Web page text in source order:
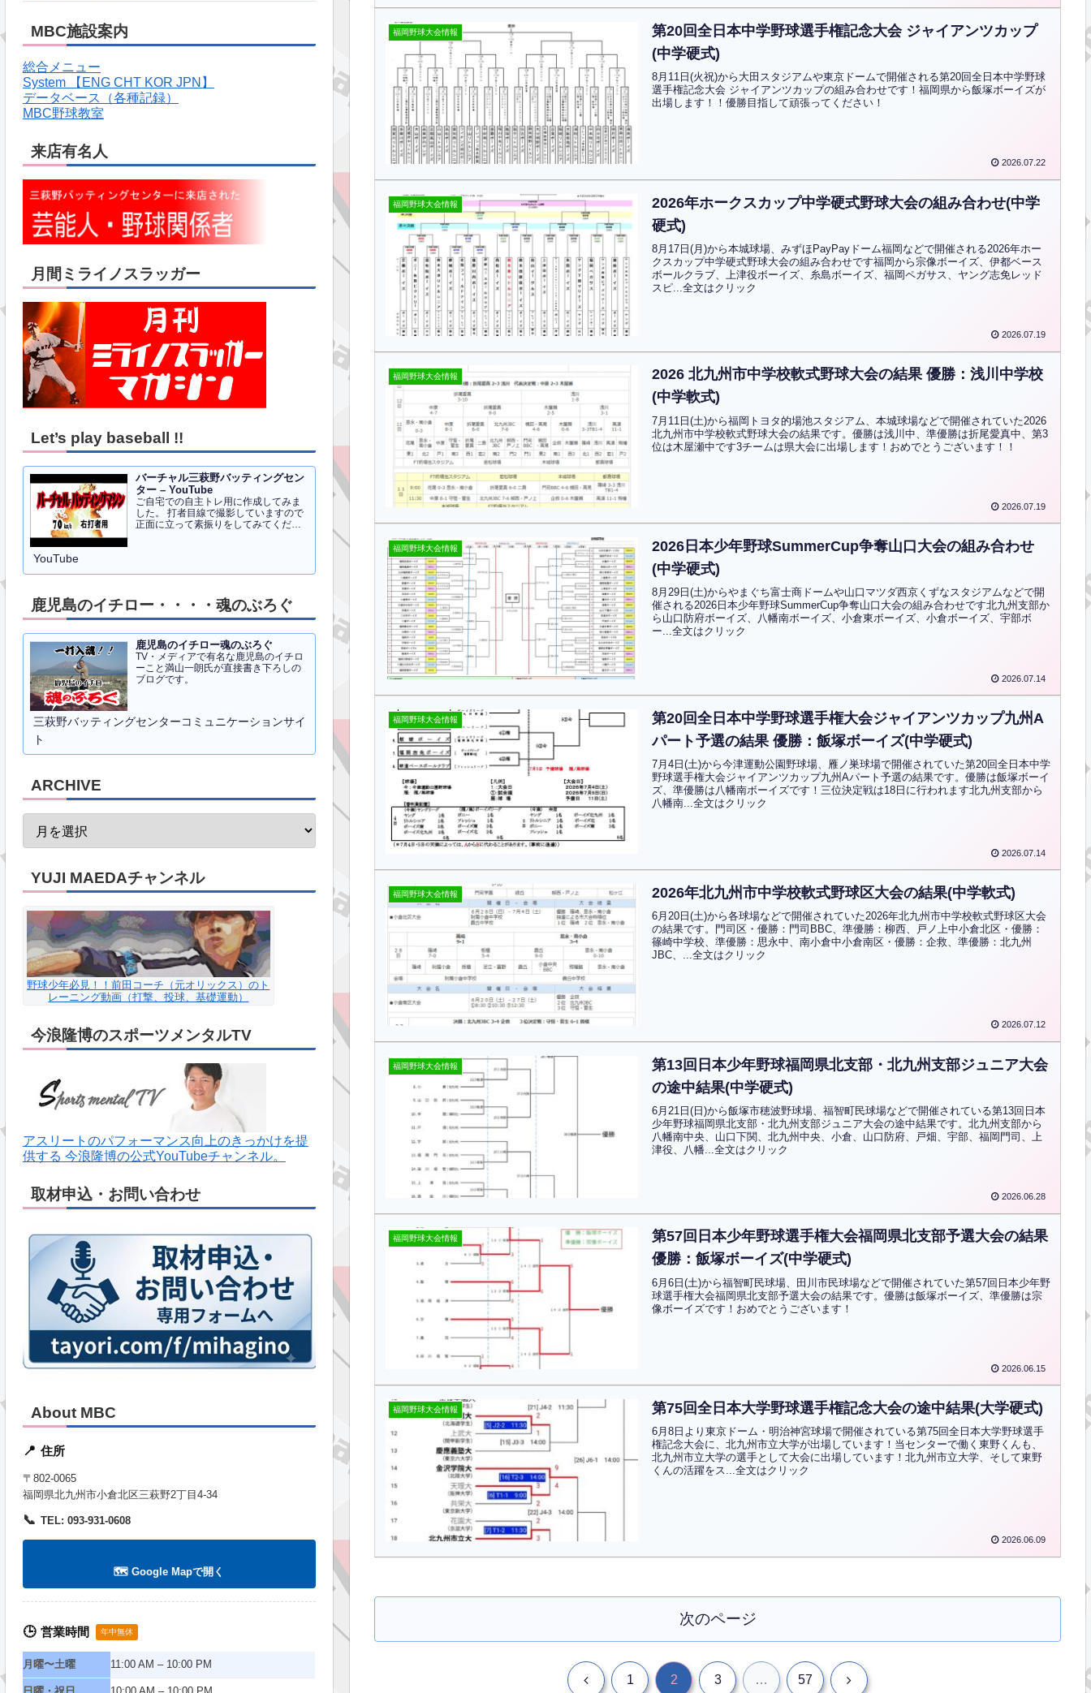
福岡野球大会情報
第20回全日本中学野球選手権記念大会 ジャイアンツカップ
(中学硬式)
8月11日(火祝)から大田スタジアムや東京ドームで開催される第20回全日本中学野球
選手権記念大会 ジャイアンツカップの組み合わせです！福岡県から飯塚ボーイズが
出場します！！優勝目指して頑張ってください！
2026.07.22
福岡野球大会情報
2026年ホークスカップ中学硬式野球大会の組み合わせ(中学
硬式)
8月17日(月)から本城球場、みずほPayPayドーム福岡などで開催される2026年ホー
クスカップ中学硬式野球大会の組み合わせです福岡から宗像ボーイズ、伊都ベース
ボールクラブ、上津役ボーイズ、糸島ボーイズ、福岡ペガサス、ヤング志免レッド
スピ...全文はクリック
2026.07.19
福岡野球大会情報
2026 北九州市中学校軟式野球大会の結果 優勝：浅川中学校
(中学軟式)
7月11日(土)から福岡トヨタ的場池スタジアム、本城球場などで開催されていた2026
北九州市中学校軟式野球大会の結果です。優勝は浅川中、準優勝は折尾愛真中、第3
位は木屋瀬中です3チームは県大会に出場します！おめでとうございます！！
2026.07.19
福岡野球大会情報
2026日本少年野球SummerCup争奪山口大会の組み合わせ
(中学硬式)
8月29日(土)からやまぐち富士商ドームや山口マツダ西京くずなスタジアムなどで開
催される2026日本少年野球SummerCup争奪山口大会の組み合わせです北九州支部か
ら山口防府ボーイズ、八幡南ボーイズ、小倉東ボーイズ、小倉ボーイズ、宇部ボ
ー...全文はクリック
2026.07.14
福岡野球大会情報
第20回全日本中学野球選手権大会ジャイアンツカップ九州A
パート予選の結果 優勝：飯塚ボーイズ(中学硬式)
7月4日(土)から今津運動公園野球場、雁ノ巣球場で開催されていた第20回全日本中学
野球選手権大会ジャイアンツカップ九州Aパート予選の結果です。優勝は飯塚ボーイ
ズ、準優勝は八幡南ボーイズです！三位決定戦は18日に行われます北九州支部から
八幡南...全文はクリック
2026.07.14
福岡野球大会情報 2026年北九州市中学校軟式野球区大会の結果(中学軟式)
6月20日(土)から各球場などで開催されていた2026年北九州市中学校軟式野球区大会
の結果です。門司区・優勝：門司BBC、準優勝：柳西、戸ノ上中小倉北区・優勝：
篠崎中学校、準優勝：思永中、南小倉中小倉南区・優勝：企救、準優勝：北九州
JBC、...全文はクリック
2026.07.12
福岡野球大会情報
第13回日本少年野球福岡県北支部・北九州支部ジュニア大会
の途中結果(中学硬式)
6月21日(日)から飯塚市穂波野球場、福智町民球場などで開催されている第13回日本
少年野球福岡県北支部・北九州支部ジュニア大会の途中結果です。北九州支部から
八幡南中央、山口下関、北九州中央、小倉、山口防府、戸畑、宇部、福岡門司、上
津役、八幡...全文はクリック
2026.06.28
福岡野球大会情報
第57回日本少年野球選手権大会福岡県北支部予選大会の結果
優勝：飯塚ボーイズ(中学硬式)
6月6日(土)から福智町民球場、田川市民球場などで開催されていた第57回日本少年野
球選手権大会福岡県北支部予選大会の結果です。優勝は飯塚ボーイズ、準優勝は宗
像ボーイズです！おめでとうございます！
2026.06.15
福岡野球大会情報 第75回全日本大学野球選手権記念大会の途中結果(大学硬式)
6月8日より東京ドーム・明治神宮球場で開催されている第75回全日本大学野球選手
権記念大会に、北九州市立大学が出場しています！当センターで働く東野くんも、
北九州市立大学の選手として大会に出場しています！北九州市立大学、そして東野
くんの活躍をス...全文はクリック
2026.06.09
次のページ
前 1 2 3 … 57 次
MBC施設案内
総合メニュー
System 【ENG CHT KOR JPN】
データベース（各種記録）
MBC野球教室
来店有名人
月間ミライノスラッガー
Let’s play baseball !!
バーチャル三萩野バッティングセン
ター – YouTube
ご自宅での自主トレ用に作成してみま
した。 打者目線で撮影していますので
正面に立って素振りをしてみてくださ
YouTube
鹿児島のイチロー・・・・魂のぶろぐ
鹿児島のイチロー魂のぶろぐ
TV・メディアで有名な鹿児島のイチロ
ーこと満山一朗氏が直接書き下ろしの
ブログです。
三萩野バッティングセンターコミュニケーションサイ
ト
ARCHIVE
YUJI MAEDAチャンネル
野球少年必見！！前田コーチ（元オリックス）のト
レーニング動画（打撃、投球、基礎運動）
今浪隆博のスポーツメンタルTV
アスリートのパフォーマンス向上のきっかけを提
供する 今浪隆博の公式YouTubeチャンネル。
取材申込・お問い合わせ
About MBC
📍 住所
〒802-0065
福岡県北九州市小倉北区三萩野2丁目4-34
📞 TEL: 093-931-0608
🗺️ Google Mapで開く
🕒 営業時間 年中無休
月曜〜土曜 11:00 AM – 10:00 PM